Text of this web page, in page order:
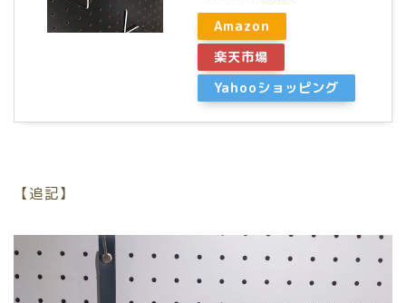
Amazon
楽天市場
Yahooショッピング
【追記】